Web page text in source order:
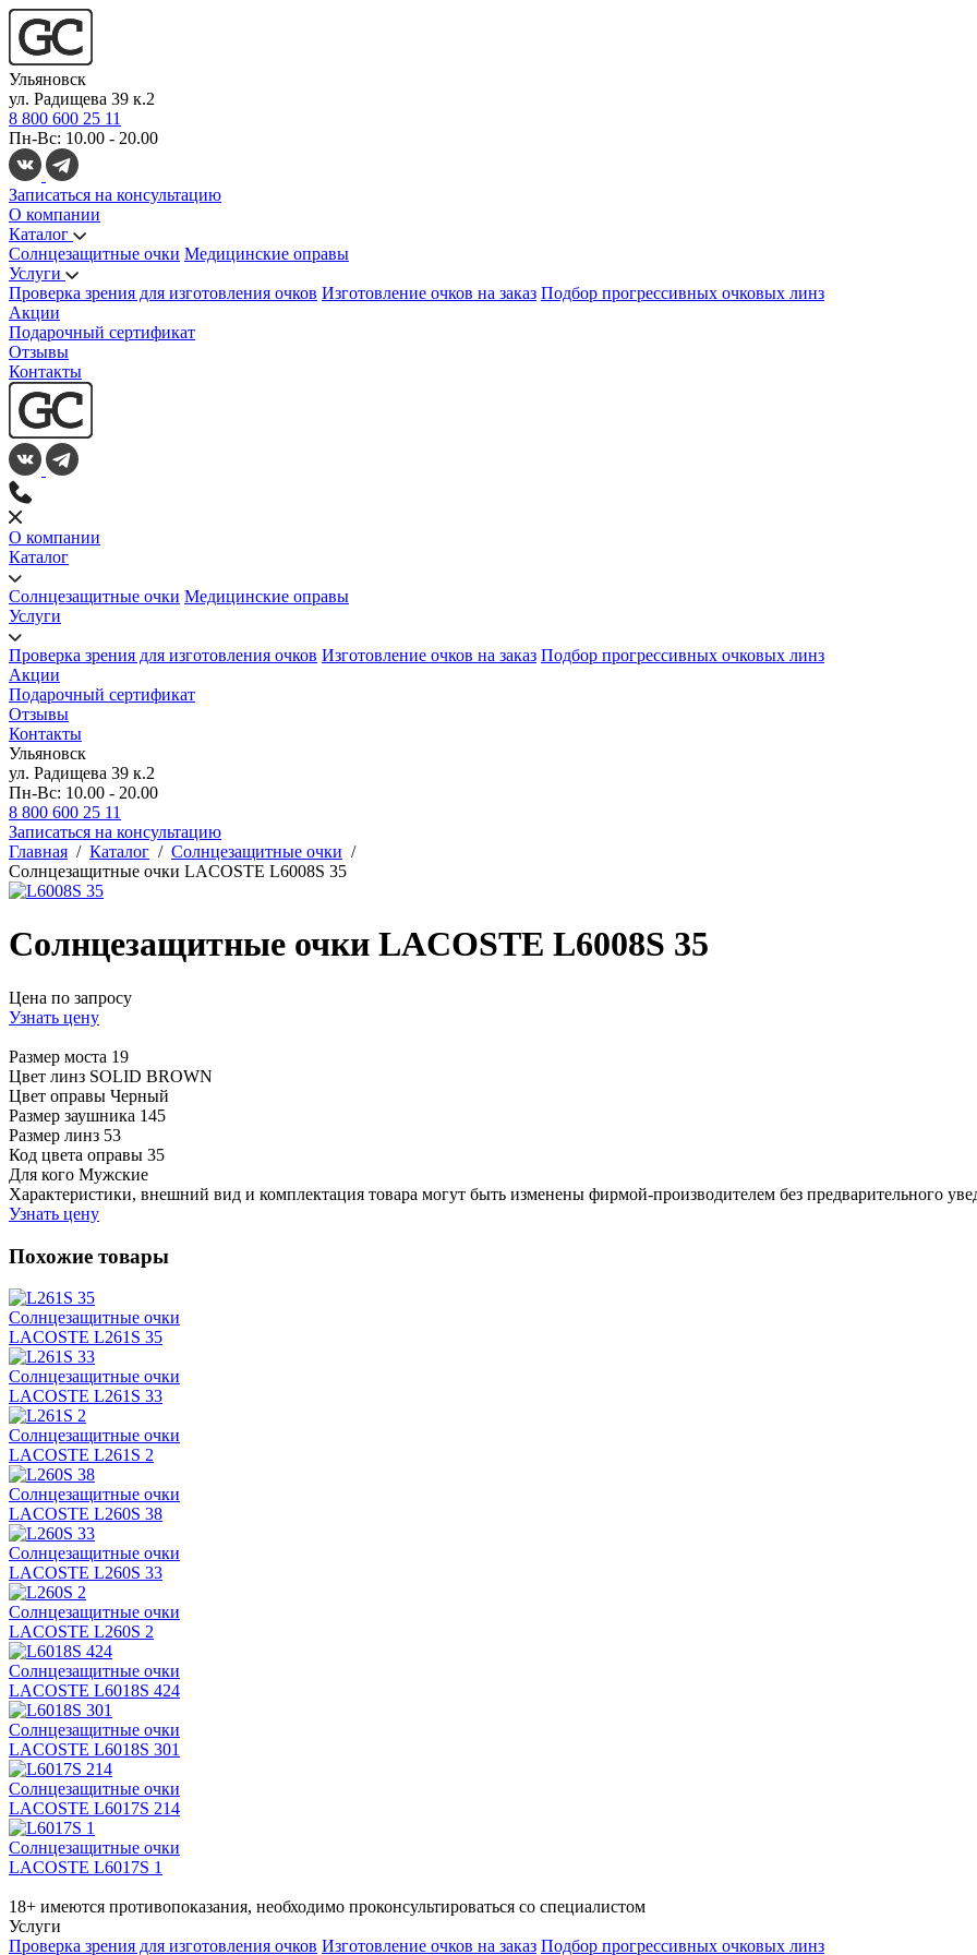
Ульяновск
ул. Радищева 39 к.2
8 800 600 25 11
Пн-Вс: 10.00 - 20.00
Записаться на консультацию
О компании
Каталог
Солнцезащитные очки Медицинские оправы
Услуги
Проверка зрения для изготовления очков Изготовление очков на заказ Подбор прогрессивных очковых линз
Акции
Подарочный сертификат
Отзывы
Контакты
О компании
Каталог
Солнцезащитные очки Медицинские оправы
Услуги
Проверка зрения для изготовления очков Изготовление очков на заказ Подбор прогрессивных очковых линз
Акции
Подарочный сертификат
Отзывы
Контакты
Ульяновск
ул. Радищева 39 к.2
Пн-Вс: 10.00 - 20.00
8 800 600 25 11
Записаться на консультацию
Главная / Каталог / Солнцезащитные очки /
Солнцезащитные очки LACOSTE L6008S 35
Солнцезащитные очки LACOSTE L6008S 35
Цена по запросу
Узнать цену
Размер моста 19
Цвет линз SOLID BROWN
Цвет оправы Черный
Размер заушника 145
Размер линз 53
Код цвета оправы 35
Для кого Мужские
Характеристики, внешний вид и комплектация товара могут быть изменены фирмой-производителем без предварительного
Узнать цену
Похожие товары
Солнцезащитные очки
LACOSTE L261S 35
Солнцезащитные очки
LACOSTE L261S 33
Солнцезащитные очки
LACOSTE L261S 2
Солнцезащитные очки
LACOSTE L260S 38
Солнцезащитные очки
LACOSTE L260S 33
Солнцезащитные очки
LACOSTE L260S 2
Солнцезащитные очки
LACOSTE L6018S 424
Солнцезащитные очки
LACOSTE L6018S 301
Солнцезащитные очки
LACOSTE L6017S 214
Солнцезащитные очки
LACOSTE L6017S 1
18+ имеются противопоказания, необходимо проконсультироваться со специалистом
Услуги
Проверка зрения для изготовления очков Изготовление очков на заказ Подбор прогрессивных очковых линз